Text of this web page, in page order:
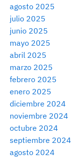
agosto 2025
julio 2025
junio 2025
mayo 2025
abril 2025
marzo 2025
febrero 2025
enero 2025
diciembre 2024
noviembre 2024
octubre 2024
septiembre 2024
agosto 2024